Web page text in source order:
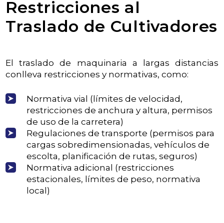
Restricciones al
Traslado de Cultivadores
El traslado de maquinaria a largas distancias
conlleva restricciones y normativas, como:
Normativa vial (límites de velocidad,
restricciones de anchura y altura, permisos
de uso de la carretera)
Regulaciones de transporte (permisos para
cargas sobredimensionadas, vehículos de
escolta, planificación de rutas, seguros)
Normativa adicional (restricciones
estacionales, límites de peso, normativa
local)